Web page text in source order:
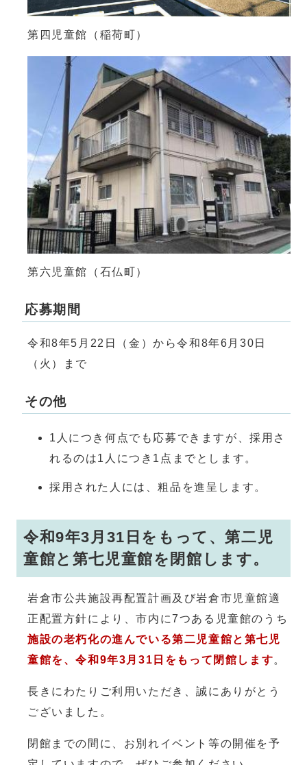
第四児童館（稲荷町）
第六児童館（石仏町）
応募期間
令和8年5月22日（金）から令和8年6月30日
（火）まで
その他
1人につき何点でも応募できますが、採用さ
れるのは1人につき1点までとします。
採用された人には、粗品を進呈します。
令和9年3月31日をもって、第二児
童館と第七児童館を閉館します。
岩倉市公共施設再配置計画及び岩倉市児童館適
正配置方針により、市内に7つある児童館のうち
施設の老朽化の進んでいる第二児童館と第七児
童館を、令和9年3月31日をもって閉館します。
長きにわたりご利用いただき、誠にありがとう
ございました。
閉館までの間に、お別れイベント等の開催を予